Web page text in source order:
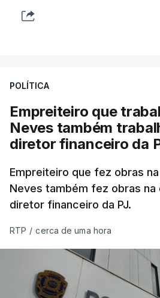
POLÍTICA
Empreiteiro que
Neves também
diretor financeiro da
Empreiteiro que fez obras
Neves também fez obras na
diretor financeiro da PJ.
RTP / cerca de uma hora